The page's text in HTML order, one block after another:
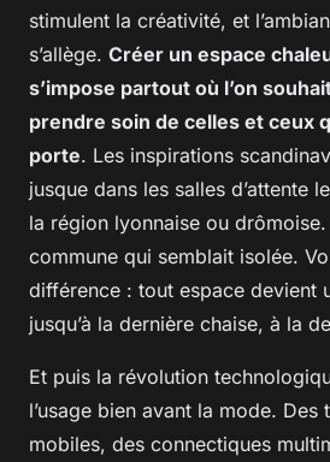
stimulent la créativité, et
s’allège. Créer un espace
s’impose partout où l’on
prendre soin de celles et ceux
porte. Les inspirations
jusque dans les salles d’attente
la région lyonnaise ou
commune qui semblait isolée.
différence : tout espace devient
jusqu’à la dernière chaise, à la
Et puis la révolution
l’usage bien avant la mode. Des
mobiles, des connectiques